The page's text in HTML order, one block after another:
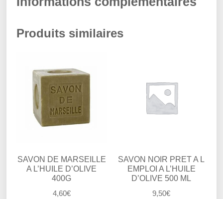
Produits similaires
SAVON DE MARSEILLE
A L’HUILE D’OLIVE
400G
4,60€
SAVON NOIR PRET A L
EMPLOI A L’HUILE
D’OLIVE 500 ML
9,50€